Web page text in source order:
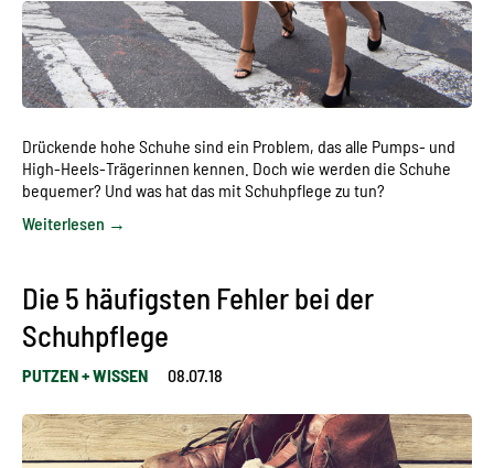
Drückende hohe Schuhe sind ein Problem, das alle Pumps- und
High-Heels-Trägerinnen kennen. Doch wie werden die Schuhe
bequemer? Und was hat das mit Schuhpflege zu tun?
Weiterlesen →
Die 5 häufigsten Fehler bei der
Schuhpflege
PUTZEN + WISSEN 08.07.18